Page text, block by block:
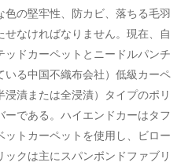
の堅牢性、防カビ、落ちる毛羽
なければなりません。現在、自
ドカーペットとニードルパンチ
いる中国不織布会社）低級カーペ
漬または全浸漬）タイプのポリ
である。ハイエンドカーはタフ
トカーペットを使用し、ビロー
ックは主にスパンボンドファブリ